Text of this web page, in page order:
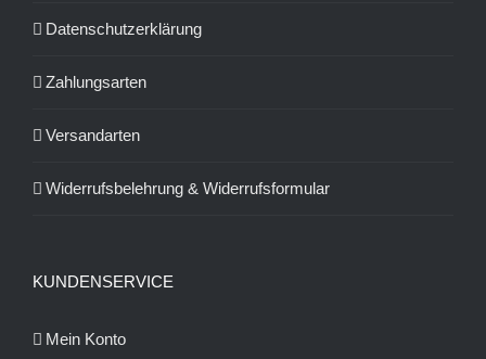
Datenschutzerklärung
Zahlungsarten
Versandarten
Widerrufsbelehrung & Widerrufsformular
KUNDENSERVICE
Mein Konto